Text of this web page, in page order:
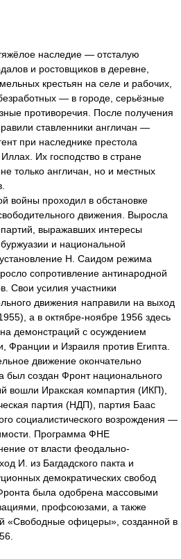
наследие — отсталую
и ростовщиков в деревне,
крестьян на селе и рабочих,
— в городе, серьёзные
противоречия. После получения
ставленники англичан —
при наследнике престола
Их господство в стране
только англичан, но и местных
войны проходил в обстановке
движения. Выросла
партий, выражавших интересы
и национальной
Н. Саидом режима
сопротивление антинародной
Свои усилия участники
движения направили на выход
а в октябре-ноябре 1956 здесь
демонстраций с осуждением
Франции и Израиля против Египта.
движение окончательно
был создан Фронт национального
вошли Иракская компартия (ИКП),
партия (НДП), партия Баас
социалистического возрождения —
Программа ФНЕ
от власти феодально-
И. из Багдадского пакта и
демократических свобод
была одобрена массовыми
профсоюзами, а также
«Свободные офицеры», созданной в